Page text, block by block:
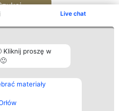
Live chat
Kliknij proszę w
materiały
Kontakt
Kontakt